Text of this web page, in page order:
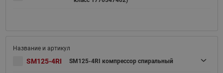
SM125-4RI SM125-4RI компрессор спиральный